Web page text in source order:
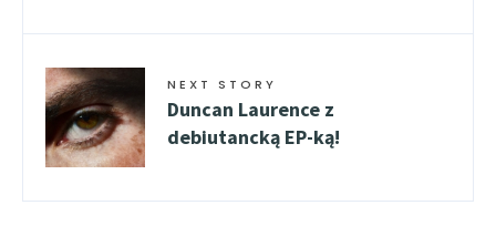
NEXT STORY
Duncan Laurence z
debiutancką EP-ką!